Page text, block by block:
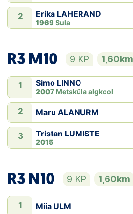
2 Erika LAHERAND
1969 Sula
R3 M10 9 KP 1,60km
1 Simo LINNO
2007 Metsküla algkool
2 Maru ALANURM
3 Tristan LUMISTE
2015
R3 N10 9 KP 1,60km
1 Miia ULM